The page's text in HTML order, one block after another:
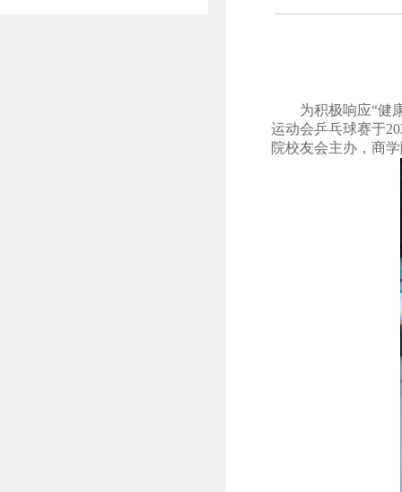
为积极响应“健
运动会乒乓球赛于
院校友会主办，商